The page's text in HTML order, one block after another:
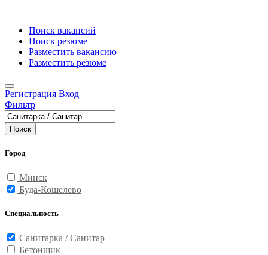
Поиск вакансий
Поиск резюме
Разместить вакансию
Разместить резюме
Регистрация Вход
Фильтр
Поиск
Город
Минск
Буда-Кошелево
Специальность
Санитарка / Санитар
Бетонщик